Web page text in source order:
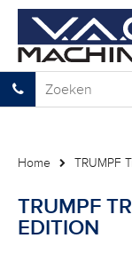
Home TRUMPF
TRUMPF
EDITION